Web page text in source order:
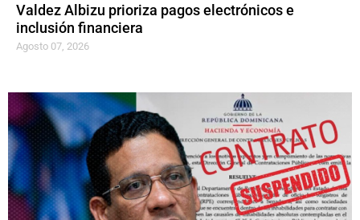
Valdez Albizu prioriza pagos electrónicos e
inclusión financiera
Agosto 07, 2026